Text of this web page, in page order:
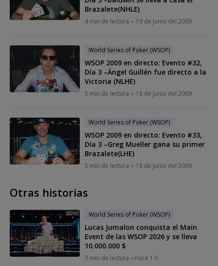
Brazalete(NHLE)
4 min de lectura 19 de Junio del 2009
World Series of Poker (WSOP)
WSOP 2009 en directo: Evento #32,
Día 3 –Ángel Guillén fue directo a la
Victoria (NLHE)
5 min de lectura 18 de Junio del 2009
World Series of Poker (WSOP)
WSOP 2009 en directo: Evento #33,
Día 3 –Greg Mueller gana su primer
Brazalete(LHE)
5 min de lectura 18 de Junio del 2009
Otras historias
World Series of Poker (WSOP)
Lucas Jumalon conquista el Main
Event de las WSOP 2026 y se lleva
10.000.000 $
3 min de lectura Hace 1 h